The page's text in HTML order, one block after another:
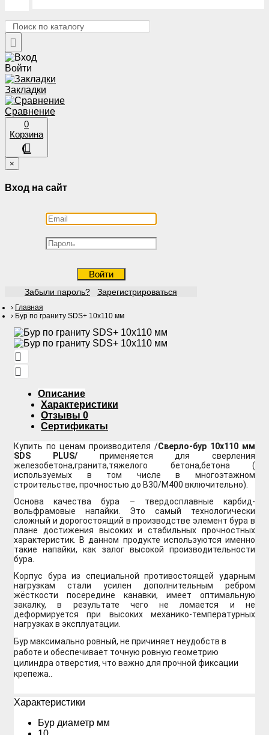
Войти
Закладки
Сравнение
0
Корзина
×
Вход на сайт
Войти
Забыли пароль? Зарегистрироваться
Главная
Бур по граниту SDS+ 10х110 мм
Описание
Характеристики
Отзывы 0
Сертификаты
Купить по ценам производителя /Сверло-бур 10х110 мм
SDS PLUS/применяется для сверления
железобетона,гранита,тяжелого бетона,бетона (
используемых в том числе в многоэтажном
строительстве, прочностью до В30/М400 включительно).
Основа качества бура – твердосплавные карбид-
вольфрамовые напайки. Это самый технологически
сложный и дорогостоящий в производстве элемент бура в
плане достижения высоких и стабильных прочностных
характеристик. В данном продукте используются именно
такие напайки, как залог высокой производительности
бура.
Корпус бура из специальной противостоящей ударным
нагрузкам стали усилен дополнительным ребром
жёсткости посередине канавки, имеет оптимальную
закалку, в результате чего не ломается и не
деформируется при высоких механико-температурных
нагрузках в эксплуатации.
Бур максимально ровный, не причиняет неудобств в
работе и обеспечивает точную ровную геометрию
цилиндра отверстия, что важно для прочной фиксации
крепежа.
Xарактеристики
Бур диаметр мм